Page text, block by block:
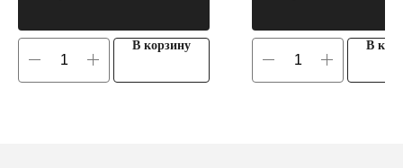
В корзину В